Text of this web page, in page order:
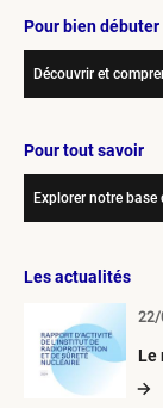
Pour bien débuter
Découvrir et
Pour tout savoir
Explorer notre
Les actualités
Le
22/